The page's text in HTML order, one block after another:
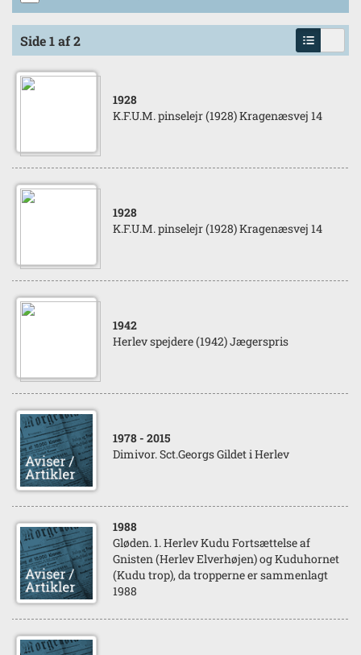
Side 1 af 2
1928
K.F.U.M. pinselejr (1928) Kragenæsvej 14
1928
K.F.U.M. pinselejr (1928) Kragenæsvej 14
1942
Herlev spejdere (1942) Jægerspris
1978 - 2015
Dimivor. Sct.Georgs Gildet i Herlev
1988
Gløden. 1. Herlev Kudu Fortsættelse af
Gnisten (Herlev Elverhøjen) og Kuduhornet
(Kudu trop), da tropperne er sammenlagt
1988